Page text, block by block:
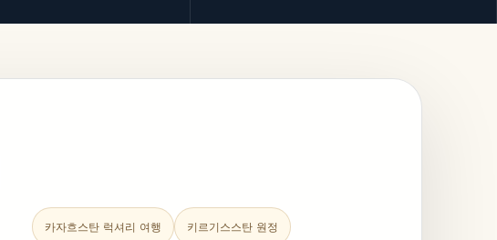
카자흐스탄 럭셔리 여행 키르기스스탄 원정